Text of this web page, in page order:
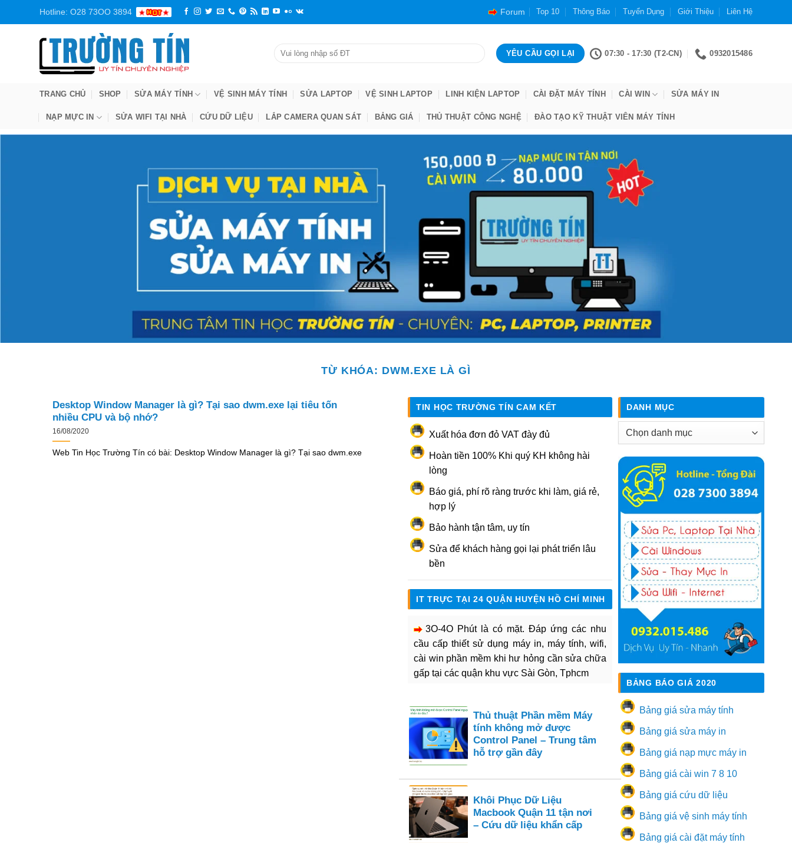
Hotline: O28 73OO 3894 Forum Top 10 Thông Báo Tuyển Dụng Giới Thiệu Liên Hệ
07:30 - 17:30 (T2-CN) 0932015486
TRANG CHỦ SHOP SỬA MÁY TÍNH VỆ SINH MÁY TÍNH SỬA LAPTOP VỆ SINH LAPTOP LINH KIỆN LAPTOP CÀI ĐẶT MÁY TÍNH CÀI WIN SỬA MÁY IN
NẠP MỰC IN SỬA WIFI TẠI NHÀ CỨU DỮ LIỆU LẮP CAMERA QUAN SÁT BẢNG GIÁ THỦ THUẬT CÔNG NGHỆ ĐÀO TẠO KỸ THUẬT VIÊN MÁY TÍNH
TỪ KHÓA: DWM.EXE LÀ GÌ
Desktop Window Manager là gì? Tại sao dwm.exe lại tiêu tốn
nhiều CPU và bộ nhớ?
16/08/2020
Web Tin Học Trường Tín có bài: Desktop Window Manager là gì? Tại sao dwm.exe
TIN HỌC TRƯỜNG TÍN CAM KẾT
Xuất hóa đơn đỏ VAT đày đủ
Hoàn tiền 100% Khi quý KH không hài
lòng
Báo giá, phí rõ ràng trước khi làm, giá rẻ,
hợp lý
Bảo hành tận tâm, uy tín
Sửa để khách hàng gọi lại phát triển lâu
bền
IT TRỰC TẠI 24 QUẬN HUYỆN HỒ CHÍ MINH
3O-4O Phút là có mặt. Đáp ứng các nhu
cầu cấp thiết sử dụng máy in, máy tính, wifi,
cài win phần mềm khi hư hỏng cần sửa chữa
gấp tại các quận khu vực Sài Gòn, Tphcm
Thủ thuật Phần mềm Máy
tính không mở được
Control Panel – Trung tâm
hỗ trợ gần đây
Khôi Phục Dữ Liệu
Macbook Quận 11 tận nơi
– Cứu dữ liệu khẩn cấp
DANH MỤC
Danh
BẢNG BÁO GIÁ 2020
Bảng giá sửa máy tính
Bảng giá sửa máy in
Bảng giá nạp mực máy in
Bảng giá cài win 7 8 10
Bảng giá cứu dữ liệu
Bảng giá vệ sinh máy tính
Bảng giá cài đặt máy tính